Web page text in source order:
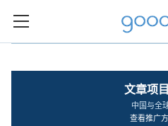
文章项
中国与全
查看推广